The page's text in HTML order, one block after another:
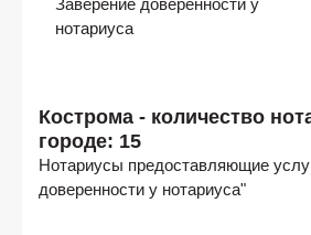
Заверение доверенности у
нотариуса
Кострома - количество
городе: 15
Нотариусы предоставляющие
доверенности у нотариуса"